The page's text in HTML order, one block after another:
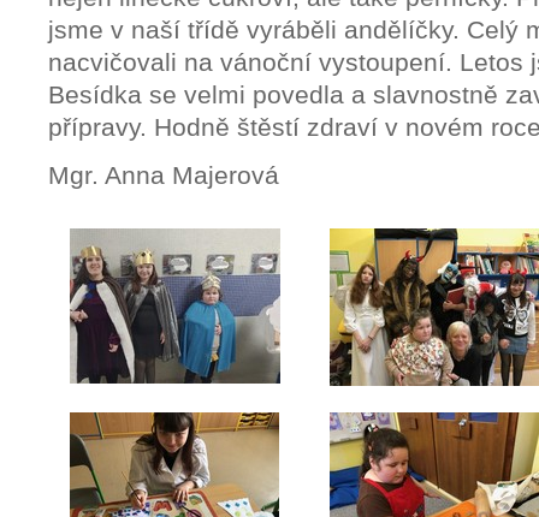
jsme v naší třídě vyráběli andělíčky. Celý
nacvičovali na vánoční vystoupení. Letos
Besídka se velmi povedla a slavnostně
přípravy. Hodně štěstí zdraví v novém
Mgr. Anna Majerová